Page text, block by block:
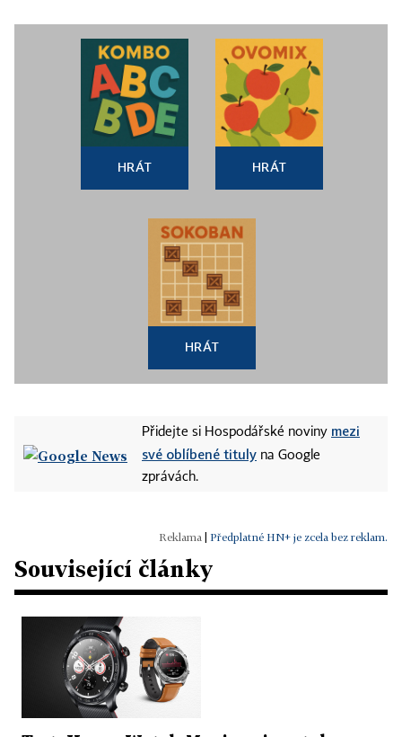
HRÁT HRÁT
HRÁT
Přidejte si Hospodářské noviny mezi
své oblíbené tituly na Google
zprávách.
Předplatné HN+ je zcela bez reklam.
Související články